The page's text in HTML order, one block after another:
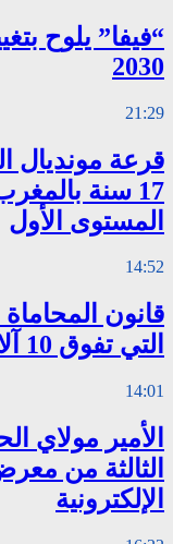
“فيفا” يلوح
2030
21:29
قرعة مونديال
17 سنة
المستوى الأول
14:52
قانون
التي تفوق 10 آلاف درهم بالشيك
14:01
الأمير مولاي
الثالثة من
الإلكترونية